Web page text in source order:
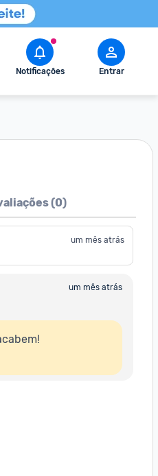
Notificações Entrar
(0)
um mês atrás
um mês atrás